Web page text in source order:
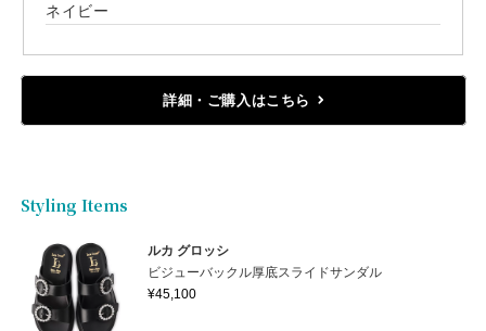
ネイビー
詳細・ご購入はこちら
Styling Items
ルカ グロッシ
ビジューバックル厚底スライドサンダル
¥45,100